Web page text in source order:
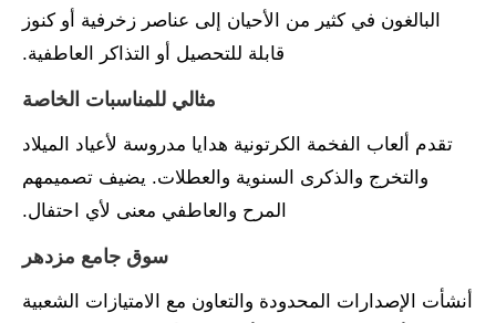
البالغون في كثير من الأحيان إلى عناصر زخرفية أو كنوز
قابلة للتحصيل أو التذاكر العاطفية.
مثالي للمناسبات الخاصة
تقدم ألعاب الفخمة الكرتونية هدايا مدروسة لأعياد الميلاد
والتخرج والذكرى السنوية والعطلات. يضيف تصميمهم
المرح والعاطفي معنى لأي احتفال.
سوق جامع مزدهر
أنشأت الإصدارات المحدودة والتعاون مع الامتيازات الشعبية